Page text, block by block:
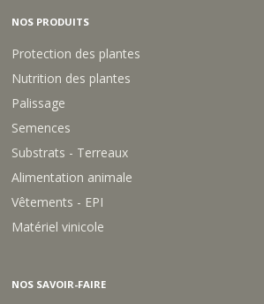
NOS PRODUITS
Protection des plantes
Nutrition des plantes
Palissage
Semences
Substrats - Terreaux
Alimentation animale
Vêtements - EPI
Matériel vinicole
NOS SAVOIR-FAIRE